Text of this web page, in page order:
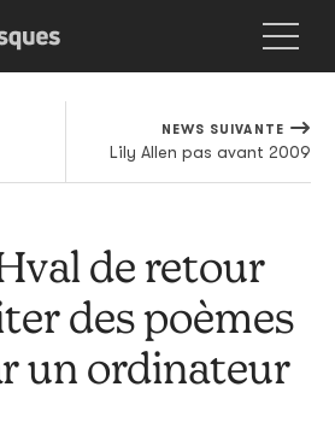
NEWS SUIVANTE
Lily Allen pas avant 2009
de retour
des poèmes
un ordinateur